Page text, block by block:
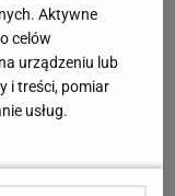
która
oświadczenie
w nim
chuliganów.
nie do
służb w
Aktywne
celów
urządzeniu lub
i treści, pomiar
usług.